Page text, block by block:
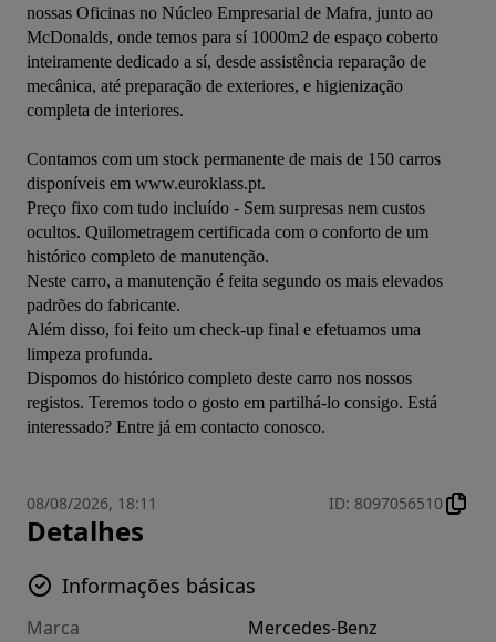
nossas Oficinas no Núcleo Empresarial de Mafra, junto ao
McDonalds, onde temos para sí 1000m2 de espaço coberto
inteiramente dedicado a sí, desde assistência reparação de
mecânica, até preparação de exteriores, e higienização
completa de interiores.
Contamos com um stock permanente de mais de 150 carros
disponíveis em www.euroklass.pt.
Preço fixo com tudo incluído - Sem surpresas nem custos
ocultos. Quilometragem certificada com o conforto de um
histórico completo de manutenção.
Neste carro, a manutenção é feita segundo os mais elevados
padrões do fabricante.
Além disso, foi feito um check-up final e efetuamos uma
limpeza profunda.
Dispomos do histórico completo deste carro nos nossos
registos. Teremos todo o gosto em partilhá-lo consigo. Está
interessado? Entre já em contacto conosco.
08/08/2026, 18:11 ID: 8097056510
Detalhes
Informações básicas
Marca Mercedes-Benz